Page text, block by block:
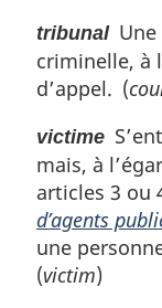
tribunalUne
criminelle, à
d’appel. (
victime
mais, à
articles 3 ou
d’agents
une
(victim)